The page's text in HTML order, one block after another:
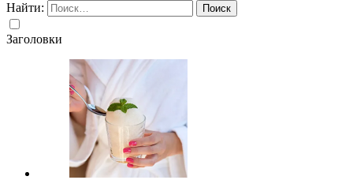
Найти:
Заголовки